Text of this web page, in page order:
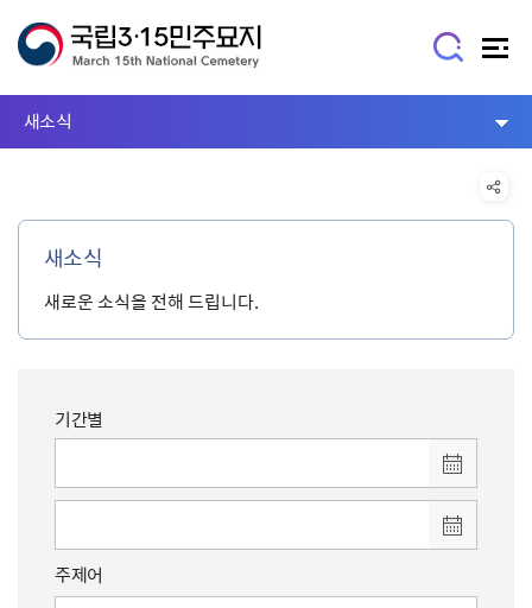
새소식
새소식
새로운 소식을 전해 드립니다.
기간별
주제어